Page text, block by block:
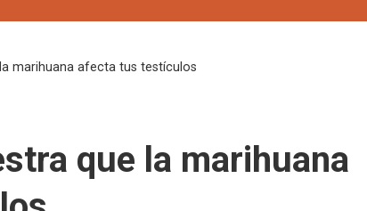
marihuana afecta tus testículos
que la marihuana